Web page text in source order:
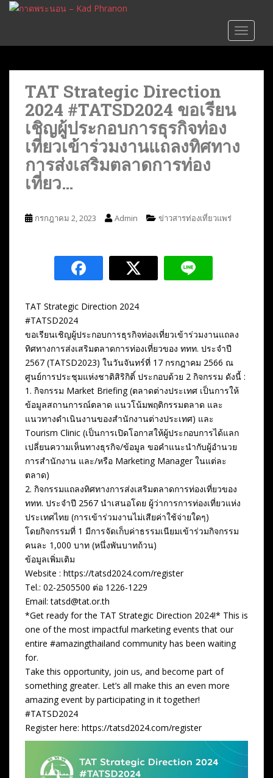
p
TAT Strategic Direction
2024 #TATSD2024 ขอเรียน
เชิญผู้ประกอบการธุรกิจท่อง
เที่ยวเข้าร่วมงานแถลงทิศทาง
การส่งเสริมตลาดการท่อง
เที่ยว…
กรกฎาคม 2, 2023 Admin ข่าวสารท่องเที่ยวแพร่
TAT Strategic Direction 2024
#TATSD2024
ขอเรียนเชิญผู้ประกอบการธุรกิจท่องเที่ยวเข้าร่วมงานแถลง
ทิศทางการส่งเสริมตลาดการท่องเที่ยวของ ททท. ประจำปี
2567 (TATSD2023) ในวันจันทร์ที่ 17 กรกฎาคม 2566 ณ
ศูนย์การประชุมแห่งชาติสิริกิติ์ ประกอบด้วย 2 กิจกรรม ดังนี้ :
1. กิจกรรม Market Briefing (ตลาดต่างประเทศ เป็นการให้
ข้อมูลสถานการณ์ตลาด แนวโน้มพฤติกรรมตลาด และ
แนวทางดำเนินงานของสำนักงานต่างประเทศ) และ
Tourism Clinic (เป็นการเปิดโอกาสให้ผู้ประกอบการได้แลก
เปลี่ยนความเห็นทางธุรกิจ/ข้อมูล ขอคำแนะนำกับผู้อำนวย
การสำนักงาน และ/หรือ Marketing Manager ในแต่ละ
ตลาด)
2. กิจกรรมแถลงทิศทางการส่งเสริมตลาดการท่องเที่ยวของ
ททท. ประจำปี 2567 นำเสนอโดย ผู้ว่าการการท่องเที่ยวแห่ง
ประเทศไทย (การเข้าร่วมงานไม่เสียค่าใช้จ่ายใดๆ)
โดยกิจกรรมที่ 1 มีการจัดเก็บค่าธรรมเนียมเข้าร่วมกิจกรรม
คนละ 1,000 บาท (หนึ่งพันบาทถ้วน)
ข้อมูลเพิ่มเติม
Website : https://tatsd2024.com/register
Tel.: 02-2505500 ต่อ 1226-1229
Email:tatsd@tat.or.th
*Get ready for the TAT Strategic Direction 2024!* This is
one of the most impactful marketing events that our
entire #amazingthailand community has been waiting
for.
Take this opportunity, join us, and become part of
something greater. Let’s all make this an even more
amazing event by participating in it together!
#TATSD2024
Register here: https://tatsd2024.com/register